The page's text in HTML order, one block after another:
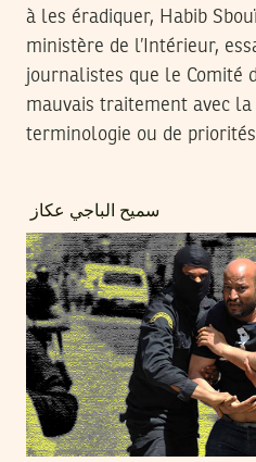
à les éradiquer, Habib
ministère de l’Intérieur,
journalistes que le Comité
mauvais traitement avec
terminologie ou de priorités
سميح الباجي عكاز